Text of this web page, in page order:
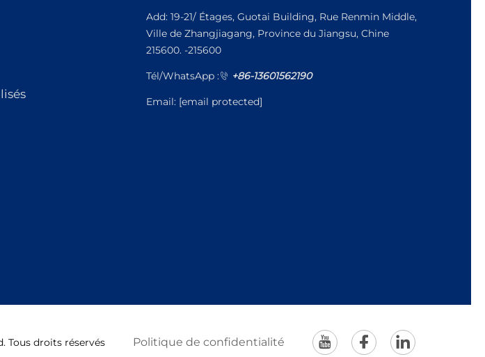
Add: 19-21/ Étages, Guotai Building, Rue Renmin Middle,
Ville de Zhangjiagang, Province du Jiangsu, Chine
215600. -215600
Tél/WhatsApp : +86-13601562190
Email: [email protected]
Tous droits réservés Politique de confidentialité